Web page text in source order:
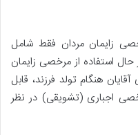
زایمان مردان فقط شامل
استفاده از مرخصی زایمان
هنگام تولد فرزند، قابل
اجباری (تشویقی) در نظر